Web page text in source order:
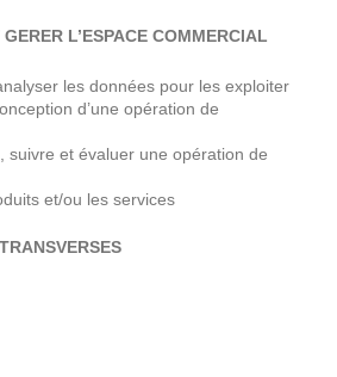
L’ESPACE COMMERCIAL
les données pour les exploiter
d’une opération de
suivre et évaluer une opération de
et/ou les services